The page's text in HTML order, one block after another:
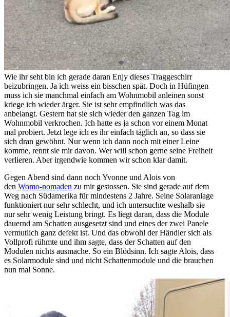
Wie ihr seht bin ich gerade daran Enjy dieses Traggeschirr
beizubringen. Ja ich weiss ein bisschen spät. Doch in Hüfingen
muss ich sie manchmal einfach am Wohnmobil anleinen sonst
kriege ich wieder ärger. Sie ist sehr empfindlich was das
anbelangt. Gestern hat sie sich wieder den ganzen Tag im
Wohnmobil verkrochen. Ich hatte es ja schon vor einem Monat
mal probiert. Jetzt lege ich es ihr einfach täglich an, so dass sie
sich dran gewöhnt. Nur wenn ich dann noch mit einer Leine
komme, rennt sie mir davon. Wer will schon gerne seine Freiheit
verlieren. Aber irgendwie kommen wir schon klar damit.
Gegen Abend sind dann noch Yvonne und Alois von
den Womo-nomaden zu mir gestossen. Sie sind gerade auf dem
Weg nach Südamerika für mindestens 2 Jahre. Seine Solaranlage
funktioniert nur sehr schlecht, und ich untersuchte weshalb sie
nur sehr wenig Leistung bringt. Es liegt daran, dass die Module
dauernd am Schatten ausgesetzt sind und eines der zwei Panele
vermutlich ganz defekt ist. Und das obwohl der Händler sich als
Vollprofi rühmte und ihm sagte, dass der Schatten auf den
Modulen nichts ausmache. So ein Blödsinn. Ich sagte Alois, dass
es Solarmodule sind und nicht Schattenmodule und die brauchen
nun mal Sonne.